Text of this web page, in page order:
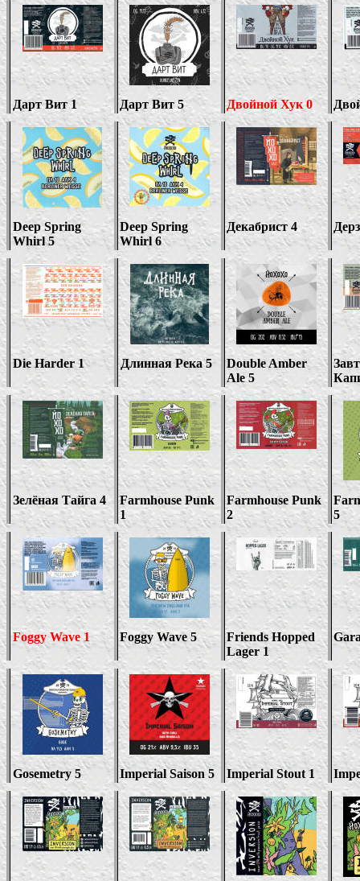
Дарт Вит 1 Дарт Вит 5 Двойной Хук0
Deep Spring
Whirl 5
Deep Spring
Whirl 6
Декабрист 4
Die Harder 1 Длинная Река 5
Double Amber
Ale 5
Зелёная Тайга 4
Farmhouse Punk
1
Farmhouse Punk
2
5
Foggy Wave 1 Foggy Wave 5
Friends Hopped
Lager 1
Gosemetry 5 Imperial Saison 5 Imperial Stout 1